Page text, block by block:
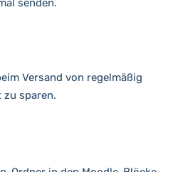
Versand von regelmäßig
sparen.